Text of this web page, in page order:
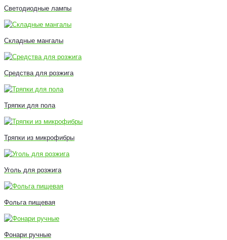
Светодиодные лампы
Складные мангалы
Средства для розжига
Тряпки для пола
Тряпки из микрофибры
Уголь для розжига
Фольга пищевая
Фонари ручные